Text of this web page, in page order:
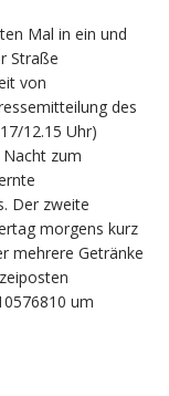
Mal in ein und
Straße
von
des
12.15 Uhr)
zum
Der zweite
morgens kurz
mehrere Getränke
um